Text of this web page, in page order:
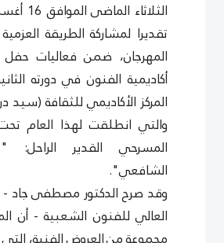
تقديرا لمشاركة الطريقة
المهرجان، ضمن فعاليات
أكاديمية الفنون في دورته
المركز الأكاديمي للثقافة (سيد
والتي انطلقت لهذا العام
المسرحي القدير الراحل:
الشافعي".
وقد صرح الدكتور مصطفى جاد
العالي للفنون الشعبية - أن